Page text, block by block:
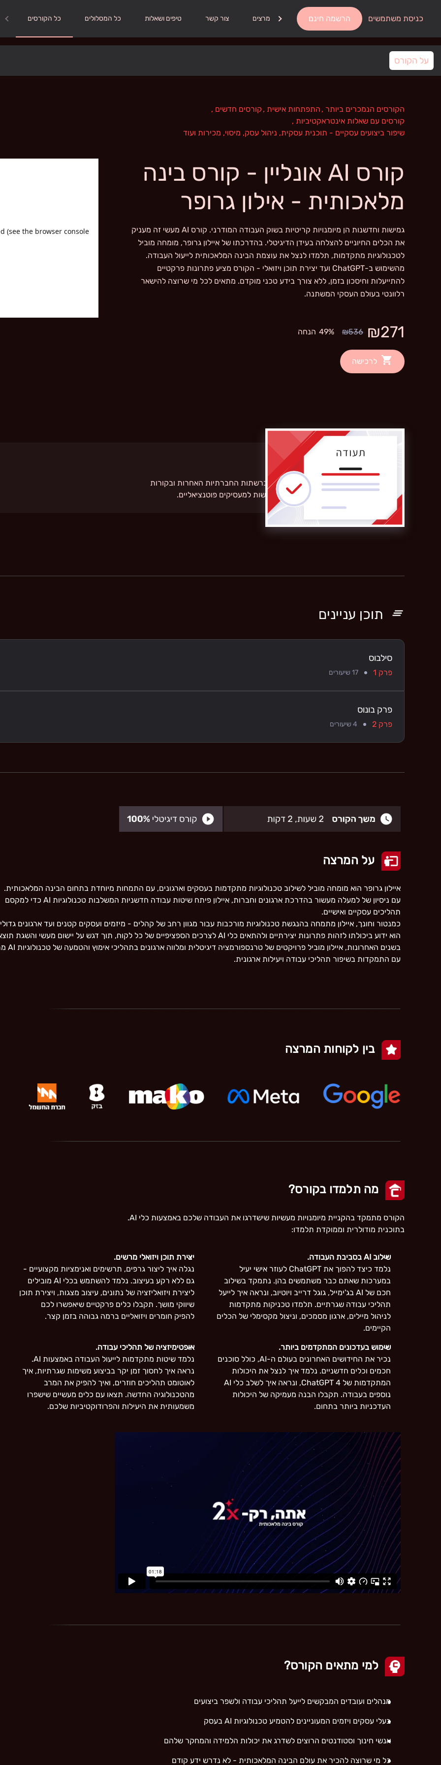
כל הקורסים כל המסלולים טיפים ושאלות צור קשר מרצים אודותהרשמה חינם כניסת משתמשים
על הקורס
הקורסים הנמכרים ביותר , התפתחות אישית , קורסים חדשים ,
קורסים עם שאלות אינטראקטיביות ,
שיפור ביצועים עסקיים - תוכנית עסקית, ניהול עסק, מיסוי, מכירות ועוד
קורס AI אונליין - קורס בינה
מלאכותית - אילון גרופר
גמישות וחדשנות הן מיומנויות קריטיות בשוק העבודה המודרני. קורס AI מעשי זה מעניק
את הכלים החיוניים להצלחה בעידן הדיגיטלי. בהדרכתו של איילון גרופר, מומחה מוביל
לטכנולוגיות מתקדמות, תלמדו לנצל את עוצמת הבינה המלאכותית לייעול העבודה.
מהשימוש ב-ChatGPT ועד יצירת תוכן ויזואלי - הקורס מציע פתרונות פרקטיים
להתייעלות וחיסכון בזמן, ללא צורך בידע טכני מוקדם. מתאים לכל מי שרוצה להישאר
רלוונטי בעולם העסקי המשתנה.
₪271
₪536
49% הנחה
לרכישה
קבלו תעודת סיום הקורס
הוסיפו את התעודה לפרופיל LinkedIn, ברשתות החברתיות האחרות ובקורות
החיים שלך כדי להציג את מיומנויות החדשות למעסיקים פוטנציאליים.
תוכן עניינים
סילבוס
פרק 1 17 שיעורים
פרק בונוס
פרק 2 4 שיעורים
על המרצה
איילון גרופר הוא מומחה מוביל לשילוב טכנולוגיות מתקדמות בעסקים וארגונים, עם התמחות מיוחדת בתחום הבינה המלאכותית.
עם ניסיון של למעלה מעשור בהדרכת ארגונים וחברות, איילון פיתח שיטות עבודה חדשניות המשלבות טכנולוגיות AI כדי למקסם
תהליכים עסקיים ואישיים.
כמנטור וחונך, איילון מתמחה בהנגשת טכנולוגיות מורכבות עבור מגוון רחב של קהלים - מיזמים ועסקים קטנים ועד ארגונים
הוא ידוע ביכולתו לזהות פתרונות יצירתיים ולהתאים כלי AI לצרכים הספציפיים של כל לקוח, תוך דגש על יישום מעשי והשגת תוצאות מדידות.
בשנים האחרונות, איילון מוביל פרויקטים של טרנספורמציה דיגיטלית ומלווה ארגונים בתהליכי אימוץ והטמעה של טכנולוגיות AI מתקדמות,
עם התמקדות בשיפור תהליכי עבודה ויעילות ארגונית.
בין לקוחות המרצה
מה תלמדו בקורס?
הקורס מתמקד בהקניית מיומנויות מעשיות שישדרגו את העבודה שלכם באמצעות כלי AI.
בתוכנית מודולרית וממוקדת תלמדו:
שילוב AI בסביבת העבודה.
נלמד כיצד להפוך את ChatGPT לעוזר אישי יעיל
במערכות שאתם כבר משתמשים בהן. נתמקד בשילוב
חכם של AI בג'ימייל, גוגל דרייב ויוטיוב, ונראה איך לייעל
תהליכי עבודה שגרתיים. תלמדו טכניקות מתקדמות
לניהול מיילים, ארגון מסמכים, וניצול מקסימלי של הכלים
הקיימים.
יצירת תוכן ויזואלי מרשים.
נגלה איך ליצור גרפים, תרשימים ואנימציות מקצועיים -
גם ללא רקע בעיצוב. נלמד להשתמש בכלי AI מובילים
ליצירת ויזואליזציה של נתונים, עיצוב מצגות, ויצירת תוכן
שיווקי מושך. תקבלו כלים פרקטיים שיאפשרו לכם
להפיק חומרים ויזואליים ברמה גבוהה בזמן קצר.
שימוש בעדכונים המתקדמים ביותר.
נכיר את החידושים האחרונים בעולם ה-AI, כולל סוכנים
חכמים וכלים חדשניים. נלמד איך לנצל את היכולות
המתקדמות של ChatGPT 4, ונראה איך לשלב כלי AI
נוספים בעבודה. תקבלו הבנה מעמיקה של היכולות
העדכניות ביותר בתחום.
אופטימיזציה של תהליכי עבודה.
נלמד שיטות מתקדמות לייעול העבודה באמצעות AI.
נראה איך לחסוך זמן יקר בביצוע משימות שגרתיות, איך
לאוטומט תהליכים חוזרים, ואיך להפיק את המרב
מהטכנולוגיה החדשה. תצאו עם כלים מעשיים שישפרו
משמעותית את היעילות והפרודוקטיביות שלכם.
למי מתאים הקורס?
מנהלים ועובדים המבקשים לייעל תהליכי עבודה ולשפר ביצועים
בעלי עסקים ויזמים המעוניינים להטמיע טכנולוגיות AI בעסק
אנשי חינוך וסטודנטים הרוצים לשדרג את יכולות הלמידה והמחקר שלהם
כל מי שרוצה להכיר את עולם הבינה המלאכותית - לא נדרש ידע קודם